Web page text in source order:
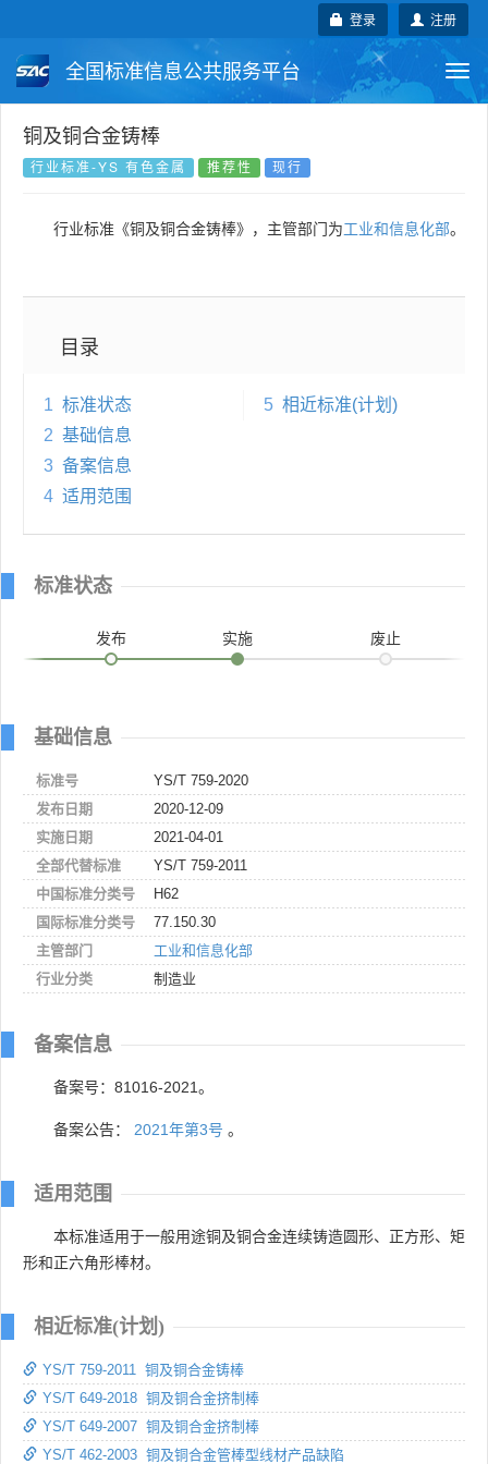
注册
登录
全国标准信息公共服务平台
国家标准
国外标准 技术委员会
铜及铜合金铸棒
行业标准-YS 有色金属 推荐性 现行
行业标准《铜及铜合金铸棒》，主管部门为工业和信息化部。
目录
1 标准状态
2 基础信息
3 备案信息
4 适用范围
5 相近标准(计划)
标准状态
发布 实施 废止
基础信息
标准号
YS/T 759-2020
发布日期
2020-12-09
实施日期
2021-04-01
全部代替标准
YS/T 759-2011
中国标准分类号
H62
国际标准分类号
77.150.30
主管部门
工业和信息化部
行业分类
制造业
备案信息
备案号：81016-2021。
备案公告： 2021年第3号 。
适用范围
本标准适用于一般用途铜及铜合金连续铸造圆形、正方形、矩
形和正六角形棒材。
相近标准(计划)
YS/T 759-2011 铜及铜合金铸棒
YS/T 649-2018 铜及铜合金挤制棒
YS/T 649-2007 铜及铜合金挤制棒
YS/T 462-2003 铜及铜合金管棒型线材产品缺陷